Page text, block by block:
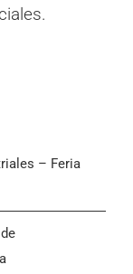
– Feria